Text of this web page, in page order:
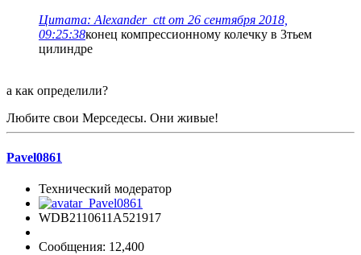
Цитата: Alexander_ctt от 26 сентября 2018,
09:25:38конец компрессионному колечку в 3тьем
цилиндре
а как определили?
Любите свои Мерседесы. Они живые!
Pavel0861
Технический модератор
WDB2110611A521917
Сообщения: 12,400